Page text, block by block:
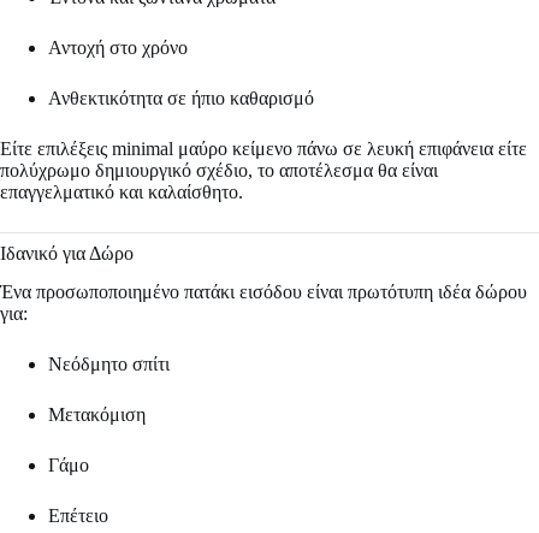
Αντοχή στο χρόνο
Ανθεκτικότητα σε ήπιο καθαρισμό
Είτε επιλέξεις minimal μαύρο κείμενο πάνω σε λευκή επιφάνεια είτε
πολύχρωμο δημιουργικό σχέδιο, το αποτέλεσμα θα είναι
επαγγελματικό και καλαίσθητο.
Ιδανικό για Δώρο
Ένα προσωποποιημένο πατάκι εισόδου είναι πρωτότυπη ιδέα δώρου
για:
Νεόδμητο σπίτι
Μετακόμιση
Γάμο
Επέτειο